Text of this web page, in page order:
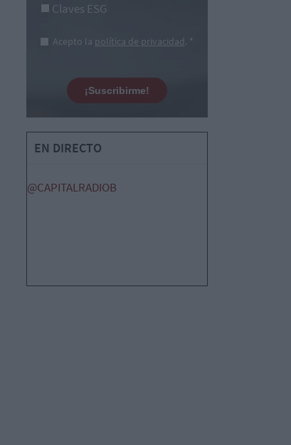
Claves ESG
Acepto la política de privacidad. *
¡Suscribirme!
EN DIRECTO
@CAPITALRADIOB